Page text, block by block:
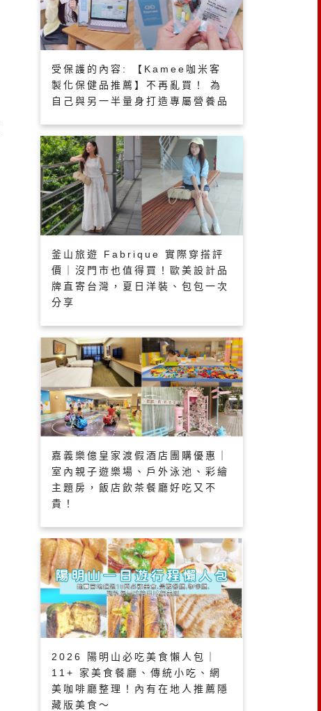
受保護的內容: 【Kamee咖米客
製化保健品推薦】不再亂買！ 為
自己與另一半量身打造專屬營養品
釜山旅遊 Fabrique 實際穿搭評
價｜沒門市也值得買！歐美設計品
牌直寄台灣，夏日洋裝、包包一次
分享
嘉義樂億皇家渡假酒店團購優惠｜
室內親子遊樂場、戶外泳池、彩繪
主題房，飯店飲茶餐廳好吃又不
貴！
2026 陽明山必吃美食懶人包｜
11+ 家美食餐廳、傳統小吃、網
美咖啡廳整理！內有在地人推薦隱
藏版美食～